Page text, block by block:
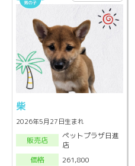
柴
2026年5月27日生まれ
販売店
ペットプラザ日進
店
価格
261,800